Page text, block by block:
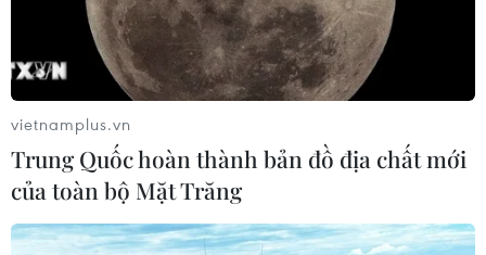
vietnamplus.vn
Trung Quốc hoàn thành bản đồ địa chất mới
của toàn bộ Mặt Trăng